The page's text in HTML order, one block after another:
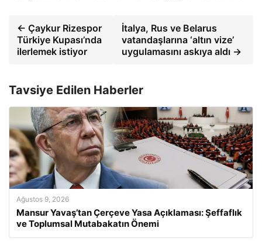
← Çaykur Rizespor
Türkiye Kupası’nda
ilerlemek istiyor
İtalya, Rus ve Belarus
vatandaşlarına ‘altın vize’
uygulamasını askıya aldı →
Tavsiye Edilen Haberler
Ağustos 9, 2026
Mansur Yavaş’tan Çerçeve Yasa Açıklaması: Şeffaflık
ve Toplumsal Mutabakatın Önemi